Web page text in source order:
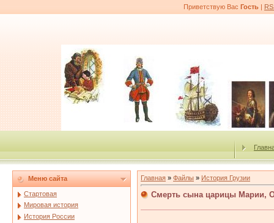
Приветствую Вас Гость |
Меню сайта
Стартовая
Мировая история
История России
Главная » Файлы » История Грузии
Смерть сына царицы Марии,